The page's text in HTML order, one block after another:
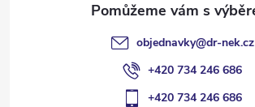
objednavky@dr-nek.cz
+420 734 246 686
+420 734 246 686